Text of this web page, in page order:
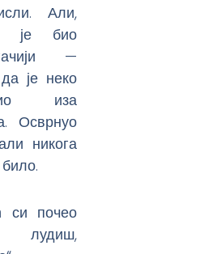
Али,
је био
—
је неко
иза
Осврнуо
никога
било.
си почео
лудиш,